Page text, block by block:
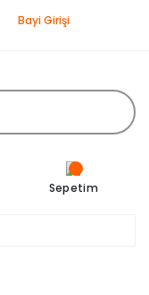
Bayi Girişi
Sepetim